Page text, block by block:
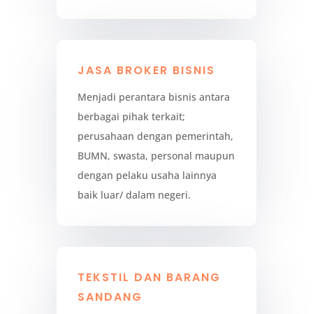
JASA BROKER BISNIS
Menjadi perantara bisnis antara
berbagai pihak terkait;
perusahaan dengan pemerintah,
BUMN, swasta, personal maupun
dengan pelaku usaha lainnya
baik luar/ dalam negeri.
TEKSTIL DAN BARANG
SANDANG